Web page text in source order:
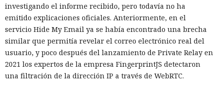
investigando el informe recibido, pero todavía no ha
emitido explicaciones oficiales. Anteriormente, en el
servicio Hide My Email ya se había encontrado una brecha
similar que permitía revelar el correo electrónico real del
usuario, y poco después del lanzamiento de Private Relay en
2021 los expertos de la empresa FingerprintJS detectaron
una filtración de la dirección IP a través de WebRTC.